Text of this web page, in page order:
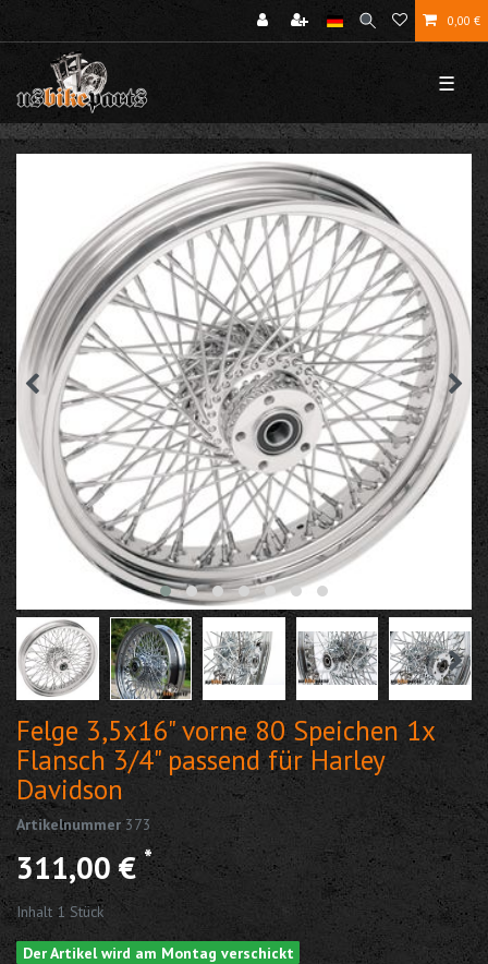
0,00 €
☰
Felge 3,5x16" vorne 80 Speichen 1x
Flansch 3/4" passend für Harley
Davidson
Artikelnummer373
311,00 €*
Inhalt 1 Stück
Der Artikel wird am Montag verschickt